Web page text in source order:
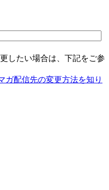
したい場合は、下記をご参
ガ配信先の変更方法を知り